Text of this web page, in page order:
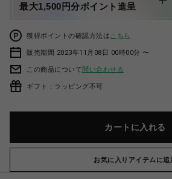
最大1,500円分ポイント進呈
獲得ポイントの確認方法は こちら
販売期間 2023年11月08日 00時00分 〜
この商品について問い合わせる
ギフト：ラッピング不可
カートに入れる
お気に入りアイテムに追